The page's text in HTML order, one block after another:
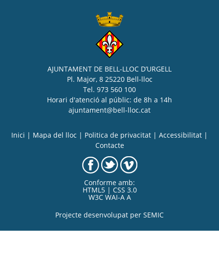
AJUNTAMENT DE BELL-LLOC D’URGELL
Pl. Major, 8 25220 Bell-lloc
Tel. 973 560 100
Horari d'atenció al públic: de 8h a 14h
ajuntament@bell-lloc.cat
Inici | Mapa del lloc | Politica de privacitat | Accessibilitat |
Contacte
Conforme amb:
HTML5 | CSS 3.0
W3C WAI-A A
Projecte desenvolupat per SEMIC